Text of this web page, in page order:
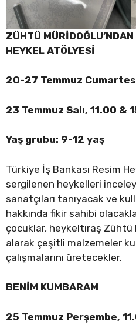
ZÜHTÜ
HEYKEL ATÖLYESİ
20-27 Temmuz
23 Temmuz Salı, 11.00 &
Yaş grubu: 9-12 yaş
Türkiye İş Bankası Resim
sergilenen heykelleri
sanatçıları tanıyacak ve
hakkında fikir sahibi
çocuklar, heykeltıraş Zühtü
alarak çeşitli malzemeler
çalışmalarını üretecekler.
BENİM KUMBARAM
25 Temmuz Perşembe,